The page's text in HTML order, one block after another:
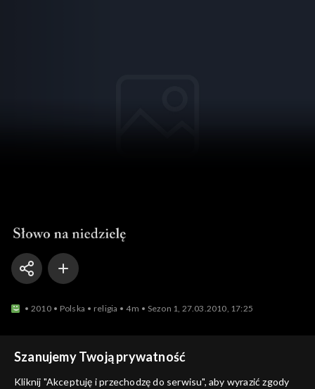
2010 Polska religia 4m Sezon 1, 27.03.2010, 17:25
Szanujemy Twoją prywatność
Kliknij "Akceptuję i przechodzę do serwisu", aby wyrazić zgody